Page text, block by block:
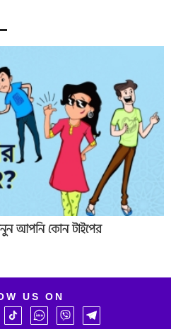
আপনি কোন টাইপের
US ON